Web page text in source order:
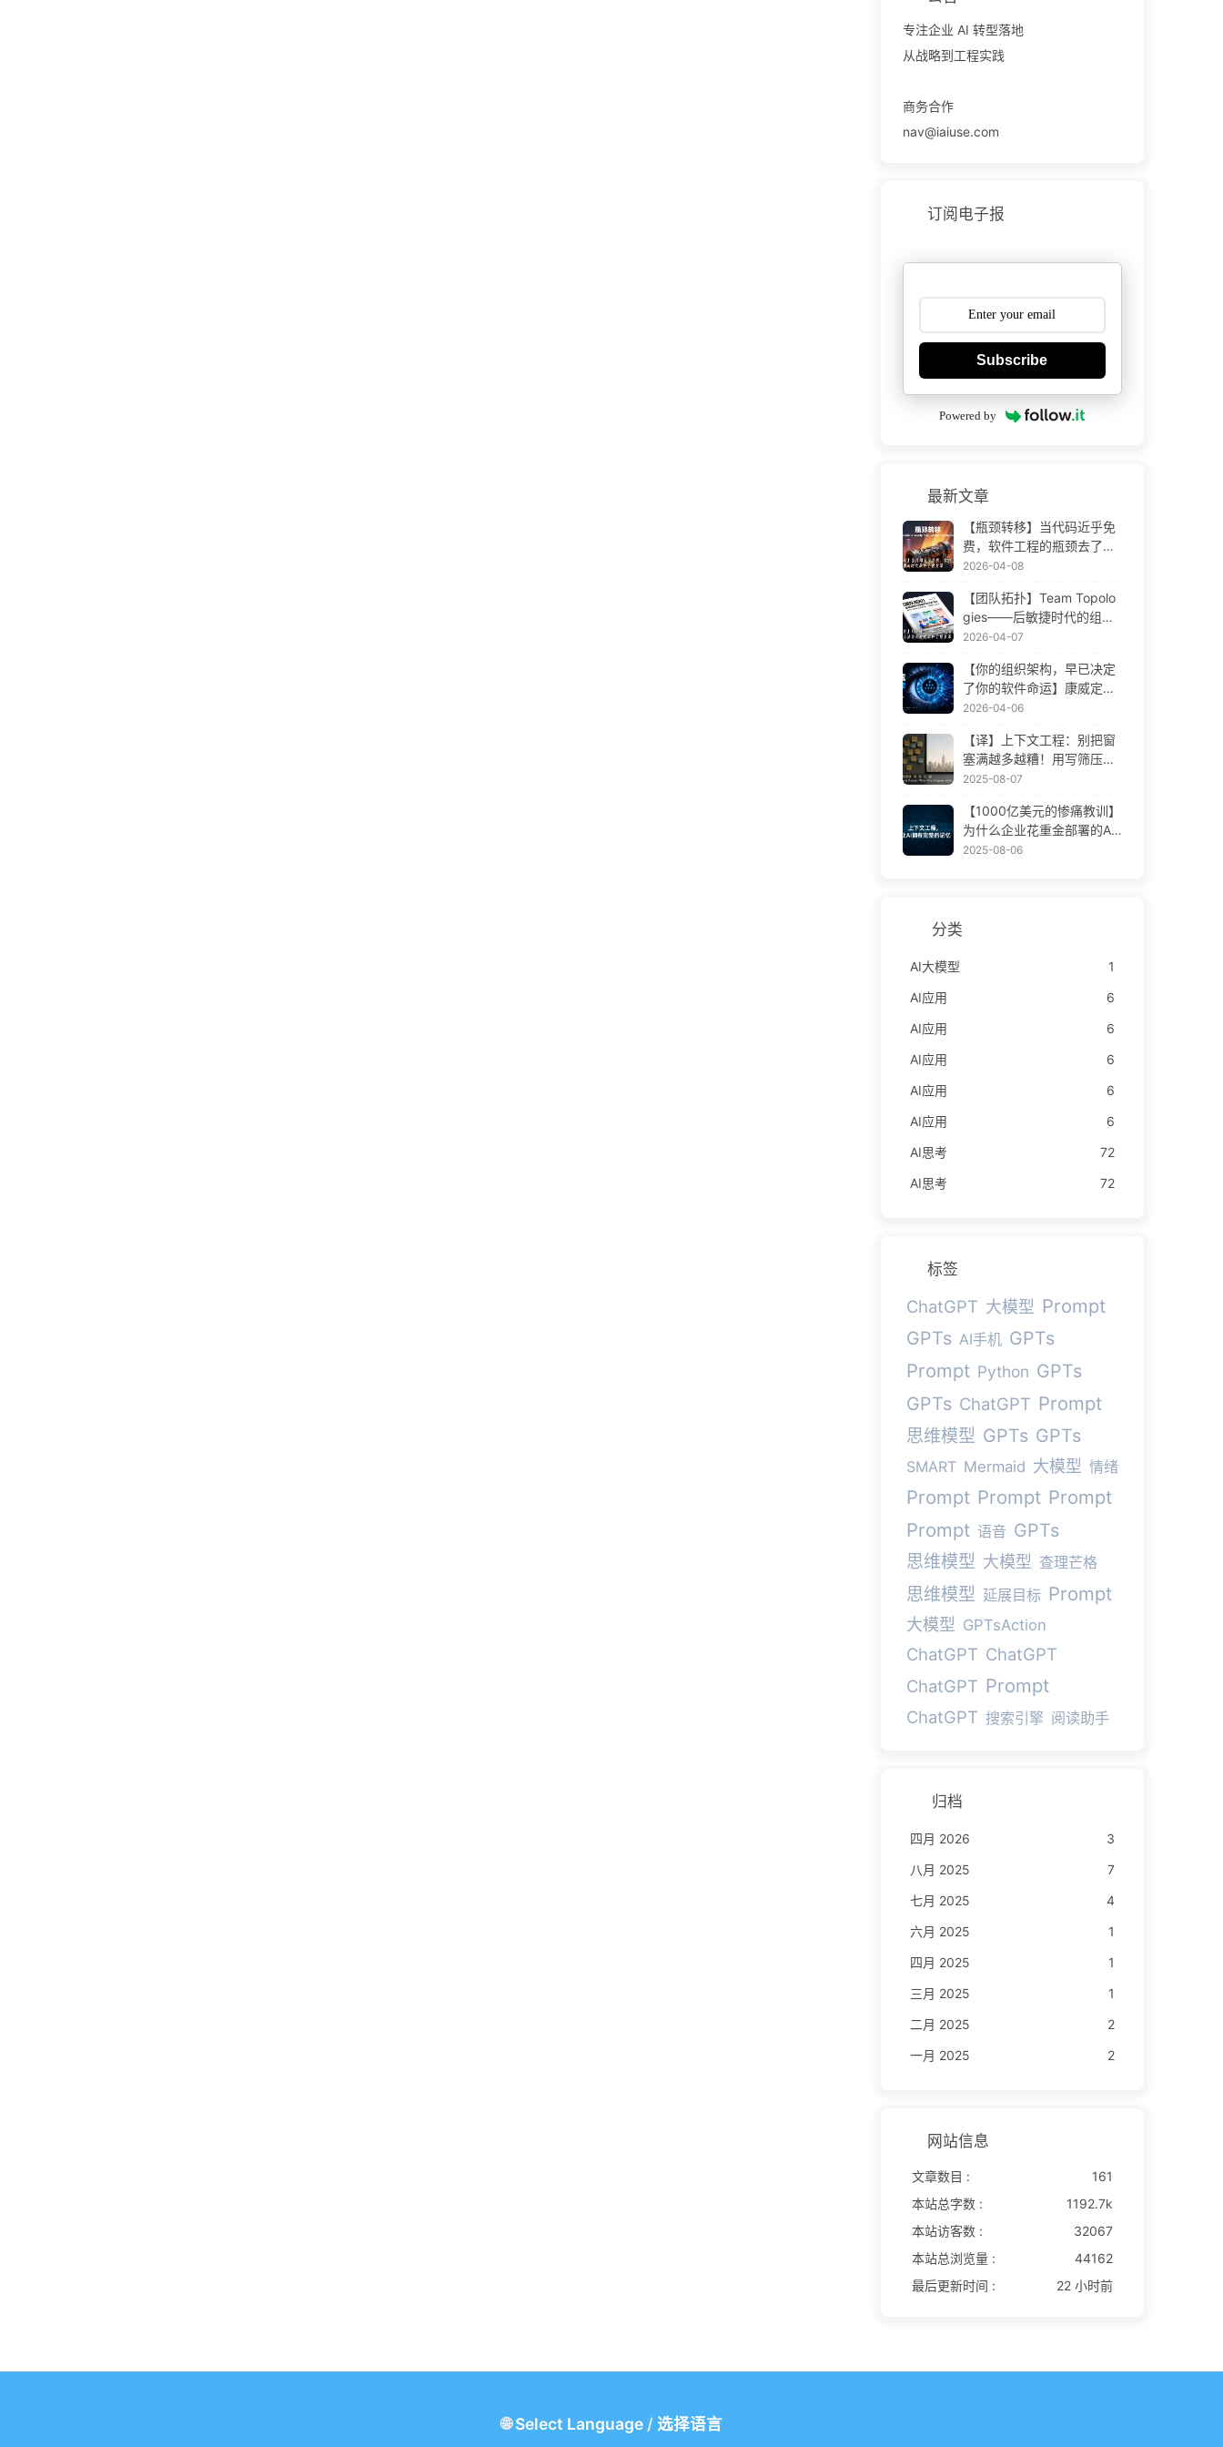
专注企业 AI 转型落地
从战略到工程实践
商务合作
nav@iaiuse.com
订阅电子报
Subscribe
Powered by
最新文章
【瓶颈转移】当代码近乎免
费，软件工程的瓶颈去了哪
里 AI 时代软件工程变革——
2026-04-08
【团队拓扑】Team Topolo
gies——后敏捷时代的组织
设计方法论 AI 时代软件工程
2026-04-07
【你的组织架构，早已决定
了你的软件命运】康威定律
——被低估了 56 年的管理
——慢慢学AI171
2026-04-06
【译】上下文工程：别把窗
塞满越多越糟！用写筛压隔
四步，警惕投毒干扰混淆冲
学AI170
2025-08-07
【1000亿美元的惨痛教训】
为什么企业花重金部署的AI
助手，总在关键时刻“失
2025-08-06
分类
AI大模型
1
AI应用
6
AI应用
6
AI应用
6
AI应用
6
AI应用
6
AI思考
72
AI思考
72
标签
ChatGPT 大模型 Prompt
GPTs AI手机 GPTs
Prompt Python GPTs
GPTs ChatGPT Prompt
思维模型 GPTs GPTs
SMART Mermaid 大模型 情绪
Prompt Prompt Prompt
Prompt 语音 GPTs
思维模型 大模型 查理芒格
思维模型 延展目标 Prompt
大模型 GPTsAction
ChatGPT ChatGPT
ChatGPT Prompt
ChatGPT 搜索引擎 阅读助手
归档
四月 2026
3
八月 2025
7
七月 2025
4
六月 2025
1
四月 2025
1
三月 2025
1
二月 2025
2
一月 2025
2
网站信息
文章数目 :
161
本站总字数 :
1192.7k
本站访客数 :
32067
本站总浏览量 :
44162
最后更新时间 :
22 小时前
🌐Select Language/ 选择语言